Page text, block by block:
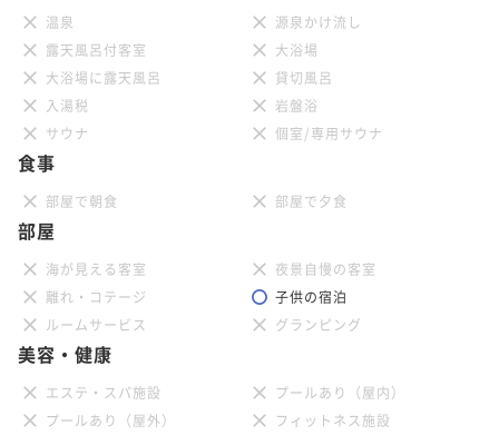
温泉
源泉かけ流し
露天風呂付客室
大浴場
大浴場に露天風呂
貸切風呂
入湯税
岩盤浴
サウナ
個室/専用サウナ
食事
部屋で朝食 部屋で夕食
部屋
海が見える客室
夜景自慢の客室
離れ・コテージ
子供の宿泊
ルームサービス
グランピング
美容・健康
エステ・スパ施設
プールあり（屋内）
プールあり（屋外）
フィットネス施設